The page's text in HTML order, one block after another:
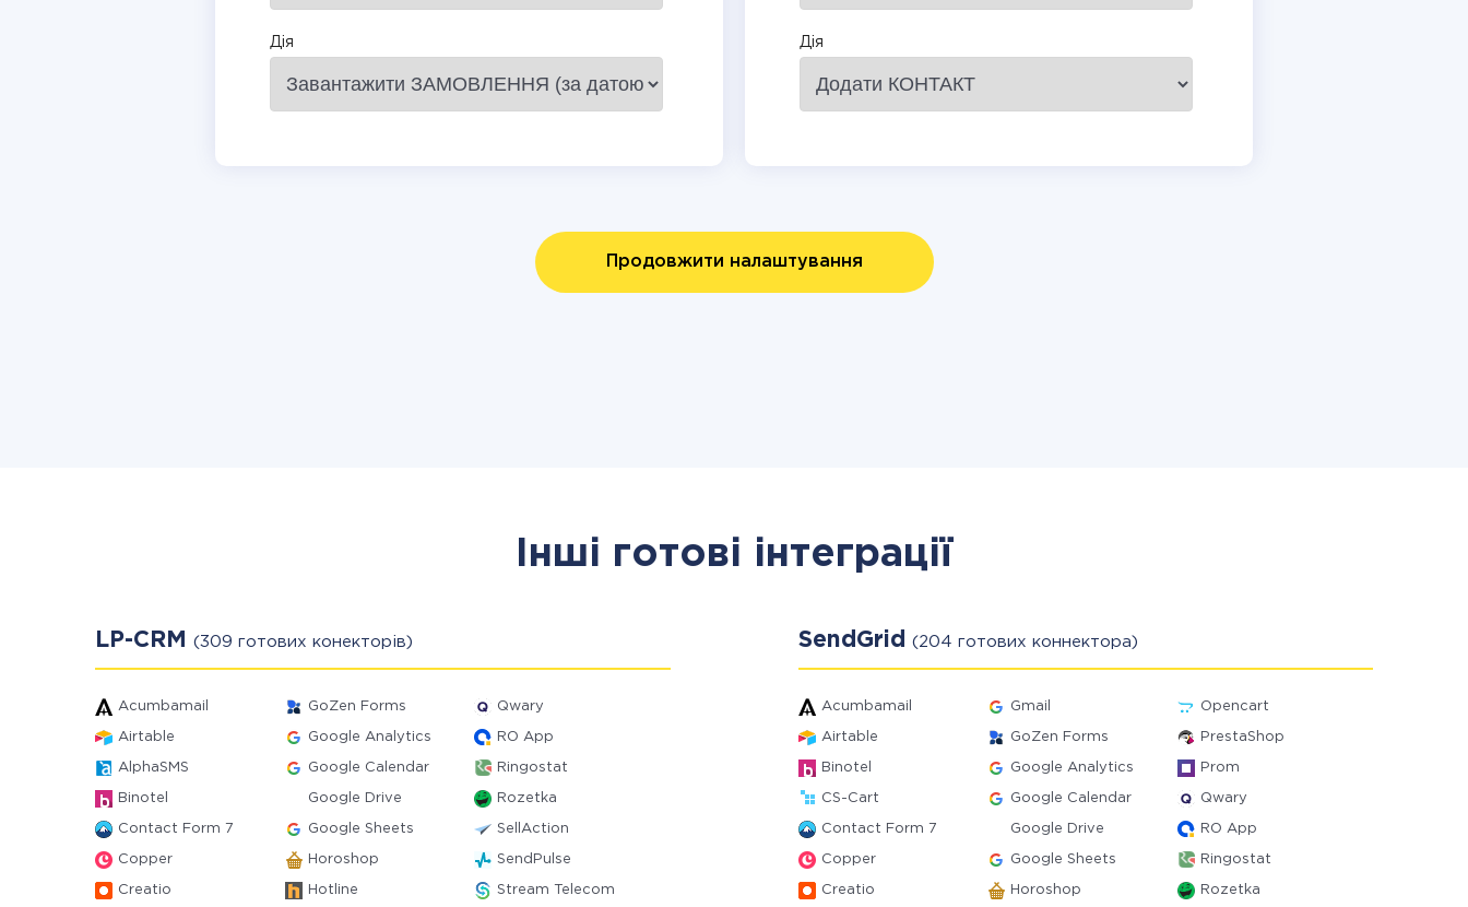
Дія Дія
Продовжити налаштування
Інші готові інтеграції
LP-CRM (309 готових конекторів)
Acumbamail GoZen Forms Qwary
Airtable Google Analytics RO App
AlphaSMS Google Calendar Ringostat
Binotel Google Drive Rozetka
Contact Form 7 Google Sheets SellAction
Copper Horoshop SendPulse
Creatio Hotline Stream Telecom
SendGrid (204 готових коннектора)
Acumbamail Gmail Opencart
Airtable GoZen Forms PrestaShop
Binotel Google Analytics Prom
CS-Cart Google Calendar Qwary
Contact Form 7 Google Drive RO App
Copper Google Sheets Ringostat
Creatio Horoshop Rozetka